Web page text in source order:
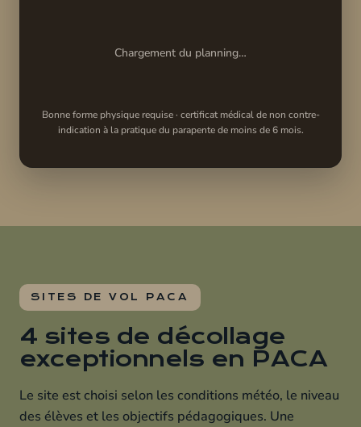
Chargement du planning…
Bonne forme physique requise · certificat médical de non contre-
indication à la pratique du parapente de moins de 6 mois.
SITES DE VOL PACA
4 sites de décollage
exceptionnels en PACA
Le site est choisi selon les conditions météo, le niveau
des élèves et les objectifs pédagogiques. Une